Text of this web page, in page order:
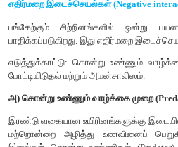
இதே போல நீர்நிலைகளான
விளிம்பு மற்றும் மையப்
வேறுபட்டுள்ள அலை இயக்கத்தின்
பகுதிகளில் பல்வேறு வகையான
இ) மலையின் செங்குத்தான பகுதி
குன்று அல்லது மலையின்
அனுமதிக்கிறது. இதன்